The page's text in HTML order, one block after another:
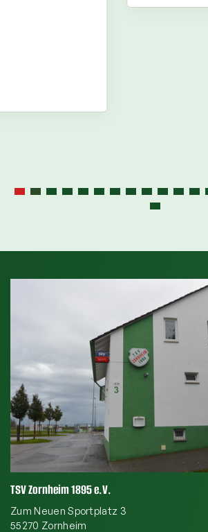
TSV Zornheim 1895 e.V.
Zum Neuen Sportplatz 3
55270 Zornheim